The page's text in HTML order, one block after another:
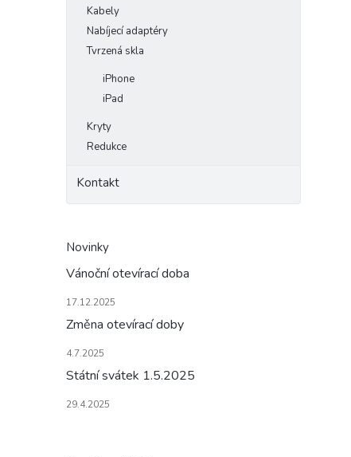
Kabely
Nabíjecí adaptéry
Tvrzená skla
iPhone
iPad
Kryty
Redukce
Kontakt
Novinky
Vánoční otevírací doba
17.12.2025
Změna otevírací doby
4.7.2025
Státní svátek 1.5.2025
29.4.2025